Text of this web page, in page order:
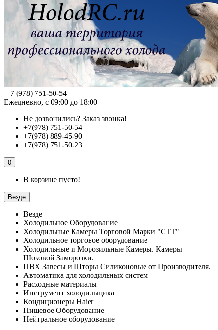
+ 7 (978) 751-50-54
Ежедневно, с 09:00 до 18:00
Не дозвонились? Заказ звонка!
+7(978) 751-50-54
+7(978) 889-45-90
+7(978) 751-50-23
0
В корзине пусто!
Везде
Везде
Холодильное Оборудование
Холодильные Камеры Торговой Марки "СТТ"
Холодильное торговое оборудование
Холодильные и Морозильные Камеры. Камеры
Шоковой Заморозки.
ПВХ Завесы и Шторы Силиконовые от Производителя.
Автоматика для холодильных систем
Расходные материалы
Инструмент холодильщика
Кондиционеры Haier
Пищевое Оборудование
Нейтральное оборудование